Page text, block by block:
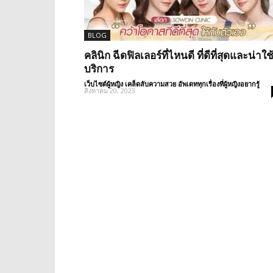
BLOG
คลินิก ฉีดฟิลเลอร์ที่ไหนดี ที่ดีที่สุดและน่าใช้
บริการ
เว็บไซต์ผู้หญิง เคล็ดลับความสวย อัพเดททุกเรื่องที่ผู้หญิงอยากรู้ -
สิงหาคม 20, 2023